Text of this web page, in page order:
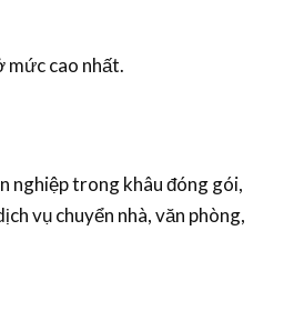
mức cao nhất.
nghiệp trong khâu đóng gói,
vụ chuyển nhà, văn phòng,